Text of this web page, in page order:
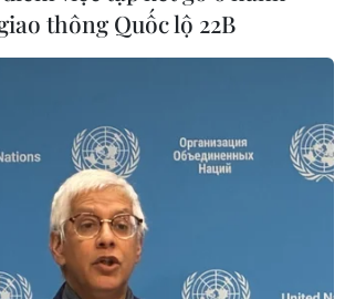
thông Quốc lộ 22B